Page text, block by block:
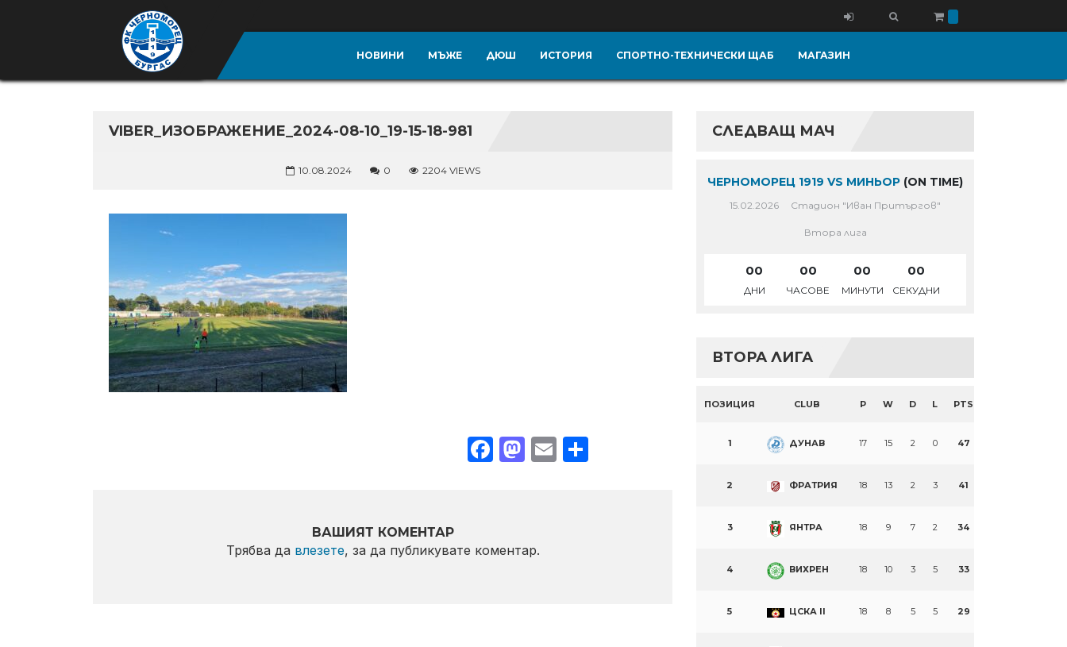
НОВИНИ МЪЖЕ ДЮШ ИСТОРИЯ СПОРТНО-ТЕХНИЧЕСКИ ЩАБ МАГАЗИН
VIBER_ИЗОБРАЖЕНИЕ_2024-08-10_19-15-18-981
10.08.2024 0 2204 VIEWS
Facebook
Mastodon
EmailShare
ВАШИЯТ КОМЕНТАР
Трябва да влезете, за да публикувате коментар.
СЛЕДВАЩ МАЧ
ЧЕРНОМОРЕЦ 1919 VS МИНЬОР (ON TIME)
15.02.2026 Стадион "Иван Притъргов"
Втора лига
00
ДНИ
00
ЧАСОВЕ
00
МИНУТИ
00
СЕКУДНИ
ВТОРА ЛИГА
ПОЗИЦИЯ CLUB P W D L PTS
1 ДУНАВ 17 15 2 0 47
2 ФРАТРИЯ 18 13 2 3 41
3 ЯНТРА 18 9 7 2 34
4 ВИХРЕН 18 10 3 5 33
5 ЦСКА II 18 8 5 5 29